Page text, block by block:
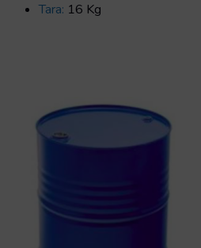
Tara: 16 Kg